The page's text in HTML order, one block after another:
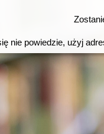
nie powiedzie, użyj